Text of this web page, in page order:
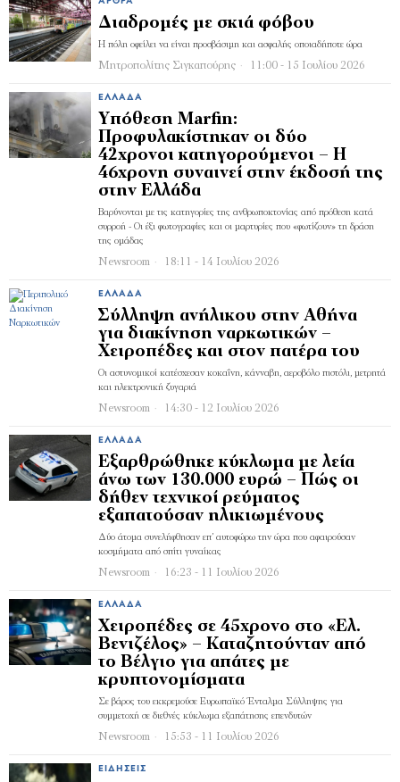
Διαδρομές με σκιά φόβου
Η πόλη οφείλει να είναι προσβάσιμη και ασφαλής οποιαδήποτε ώρα
Μητροπολίτης Σιγκαπούρης 11:00 - 15 Ιουλίου 2026
ΕΛΛΆΔΑ
Υπόθεση Marfin:
Προφυλακίστηκαν οι δύο
42χρονοι κατηγορούμενοι – Η
46χρονη συναινεί στην έκδοσή της
στην Ελλάδα
Βαρύνονται με τις κατηγορίες της ανθρωποκτονίας από πρόθεση κατά
συρροή - Οι έξι φωτογραφίες και οι μαρτυρίες που «φωτίζουν» τη δράση
της ομάδας
Newsroom 18:11 - 14 Ιουλίου 2026
ΕΛΛΆΔΑ
Σύλληψη ανήλικου στην Αθήνα
για διακίνηση ναρκωτικών –
Χειροπέδες και στον πατέρα του
Οι αστυνομικοί κατέσχεσαν κοκαΐνη, κάνναβη, αεροβόλο πιστόλι, μετρητά
και ηλεκτρονική ζυγαριά
Newsroom 14:30 - 12 Ιουλίου 2026
ΕΛΛΆΔΑ
Εξαρθρώθηκε κύκλωμα με λεία
άνω των 130.000 ευρώ – Πώς οι
δήθεν τεχνικοί ρεύματος
εξαπατούσαν ηλικιωμένους
Δύο άτομα συνελήφθησαν επ’ αυτοφώρω την ώρα που αφαιρούσαν
κοσμήματα από σπίτι γυναίκας
Newsroom 16:23 - 11 Ιουλίου 2026
ΕΛΛΆΔΑ
Χειροπέδες σε 45χρονο στο «Ελ.
Βενιζέλος» – Καταζητούνταν από
το Βέλγιο για απάτες με
κρυπτονομίσματα
Σε βάρος του εκκρεμούσε Ευρωπαϊκό Ένταλμα Σύλληψης για
συμμετοχή σε διεθνές κύκλωμα εξαπάτησης επενδυτών
Newsroom 15:53 - 11 Ιουλίου 2026
ΕΙΔΉΣΕΙΣ